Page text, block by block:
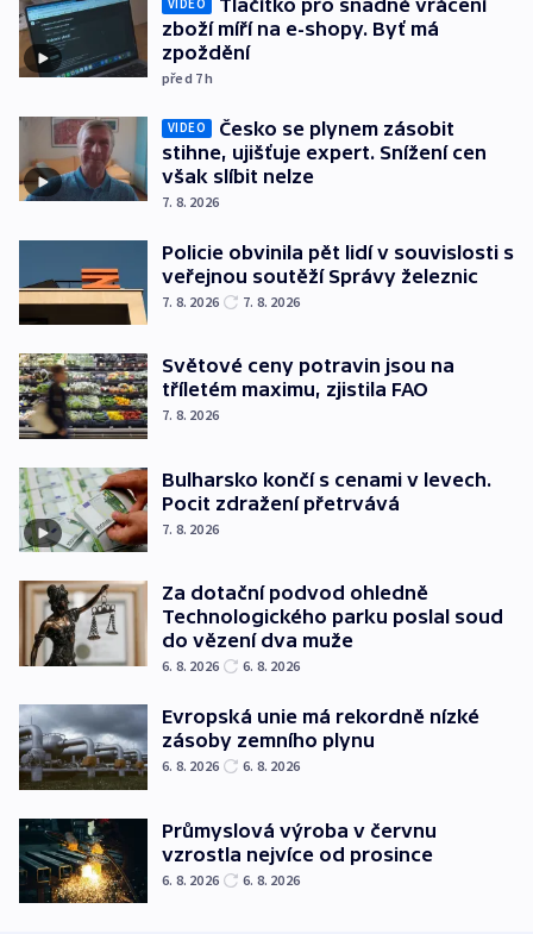
VIDEO
Tlačítko pro snadné vrácení
zboží míří na e-shopy. Byť má
zpoždění
před 7h
VIDEO
Česko se plynem zásobit
stihne, ujišťuje expert. Snížení cen
však slíbit nelze
7. 8. 2026
Policie obvinila pět lidí v souvislosti s
veřejnou soutěží Správy železnic
7. 8. 2026 7. 8. 2026
Světové ceny potravin jsou na
tříletém maximu, zjistila FAO
7. 8. 2026
Bulharsko končí s cenami v levech.
Pocit zdražení přetrvává
7. 8. 2026
Za dotační podvod ohledně
Technologického parku poslal soud
do vězení dva muže
6. 8. 2026 6. 8. 2026
Evropská unie má rekordně nízké
zásoby zemního plynu
6. 8. 2026 6. 8. 2026
Průmyslová výroba v červnu
vzrostla nejvíce od prosince
6. 8. 2026 6. 8. 2026